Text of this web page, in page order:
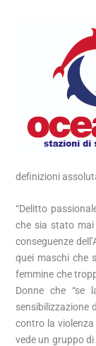
definizioni
“Delitto
che sia stato mai
conseguenze
quei maschi che
femmine che
Donne che “se
sensibilizzazione
contro la
vede un gruppo